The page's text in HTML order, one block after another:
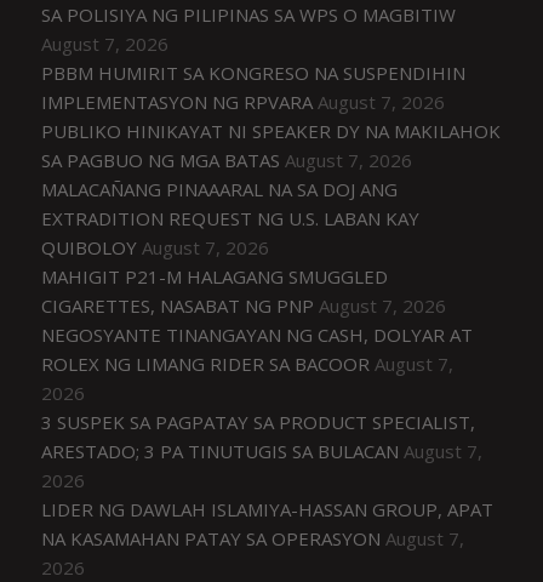
SA POLISIYA NG PILIPINAS SA WPS O MAGBITIW
August 7, 2026
PBBM HUMIRIT SA KONGRESO NA SUSPENDIHIN
IMPLEMENTASYON NG RPVARA August 7, 2026
PUBLIKO HINIKAYAT NI SPEAKER DY NA MAKILAHOK
SA PAGBUO NG MGA BATAS August 7, 2026
MALACAÑANG PINAAARAL NA SA DOJ ANG
EXTRADITION REQUEST NG U.S. LABAN KAY
QUIBOLOY August 7, 2026
MAHIGIT P21-M HALAGANG SMUGGLED
CIGARETTES, NASABAT NG PNP August 7, 2026
NEGOSYANTE TINANGAYAN NG CASH, DOLYAR AT
ROLEX NG LIMANG RIDER SA BACOOR August 7,
2026
3 SUSPEK SA PAGPATAY SA PRODUCT SPECIALIST,
ARESTADO; 3 PA TINUTUGIS SA BULACAN August 7,
2026
LIDER NG DAWLAH ISLAMIYA-HASSAN GROUP, APAT
NA KASAMAHAN PATAY SA OPERASYON August 7,
2026